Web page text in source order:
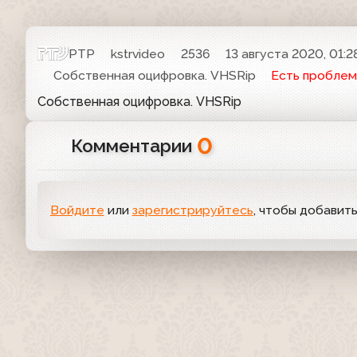
РТР kstrvideo 2536
13 августа 2020,
Собственная оцифровка. VHSRip
Есть
Собственная оцифровка. VHSRip
Комментарии 0
Войдите или зарегистрируйтесь, чтобы